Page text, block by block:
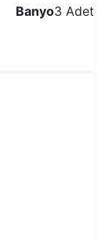
Banyo3 Adet